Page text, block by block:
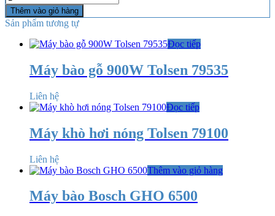
lượng
Thêm vào giỏ hàng
Sản phẩm tương tự
Đọc tiếp
Máy bào gỗ 900W Tolsen 79535
Liên hệ
Đọc tiếp
Máy khò hơi nóng Tolsen 79100
Liên hệ
Thêm vào giỏ hàng
Máy bào Bosch GHO 6500